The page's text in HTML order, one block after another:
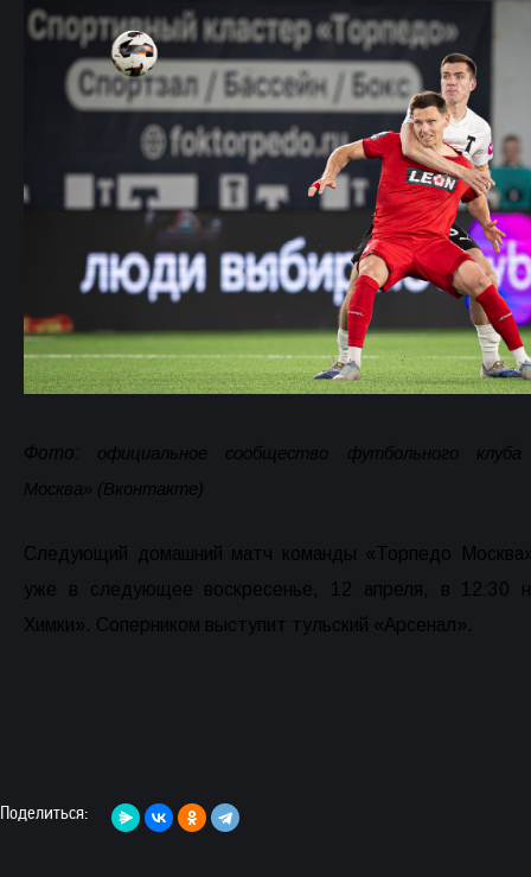
Фото: официальное сообщество футбольного клуба
Москва» (Вконтакте)
Следующий домашний матч команды «Торпедо
уже в следующее воскресенье, 12 апреля, в 12:30
Химки». Соперником выступит тульский «Арсенал».
Поделиться: